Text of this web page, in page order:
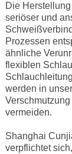
Die
seriöser und
Prozessen
ähnliche
flexiblen
werden in
vermeiden.
Shanghai
verpflichtet